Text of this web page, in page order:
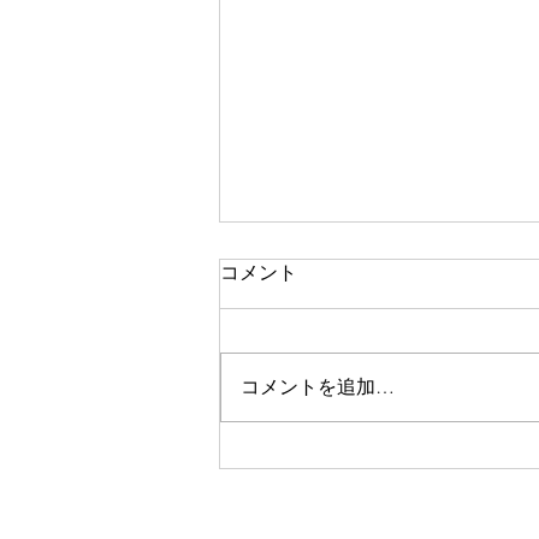
ラベンダー畑と八ヶ岳
コメント
コメントを追加…